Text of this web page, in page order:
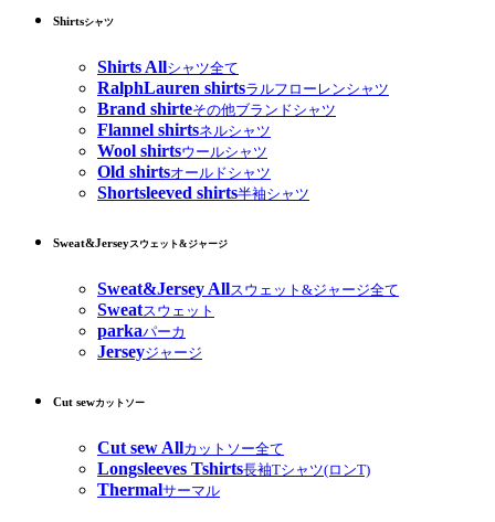
Shirtsシャツ
Shirts Allシャツ全て
RalphLauren shirtsラルフローレンシャツ
Brand shirteその他ブランドシャツ
Flannel shirtsネルシャツ
Wool shirtsウールシャツ
Old shirtsオールドシャツ
Shortsleeved shirts半袖シャツ
Sweat&Jerseyスウェット&ジャージ
Sweat&Jersey Allスウェット&ジャージ全て
Sweatスウェット
parkaパーカ
Jerseyジャージ
Cut sewカットソー
Cut sew Allカットソー全て
Longsleeves Tshirts長袖Tシャツ(ロンT)
Thermalサーマル